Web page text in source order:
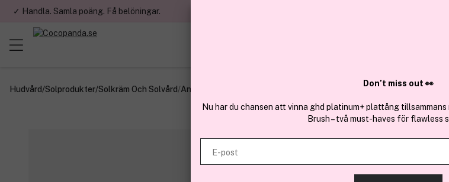
✓ Handla. Samla poäng. Få belöningar.
Hudvård/Solprodukter/Solkräm Och Solvård/Ansikte
Protective
Don’t miss out 👀
Nu har du chansen att vinna ghd platinum+ plattång
Brush – två must-haves för flawless
E-post